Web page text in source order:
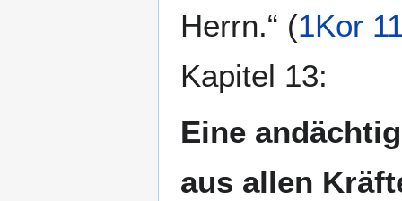
Herrn.“ (1Kor
Kapitel 13:
Eine
aus allen